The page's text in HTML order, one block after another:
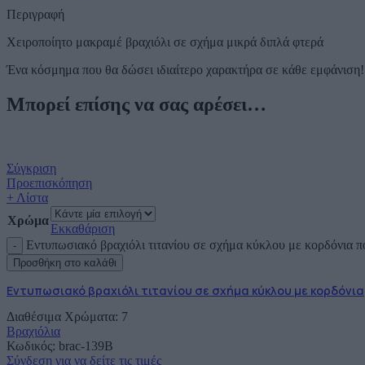
Περιγραφή
Χειροποίητο μακραμέ βραχιόλι σε σχήμα μικρά διπλά φτερά
Ένα κόσμημα που θα δώσει ιδιαίτερο χαρακτήρα σε κάθε εμφάνιση!
Μπορεί επίσης να σας αρέσει…
Σύγκριση
Προεπισκόπηση
+ Λίστα
Χρώμα
Εκκαθάριση
Εντυπωσιακό βραχιόλι τιτανίου σε σχήμα κύκλου με κορδόνια
Προσθήκη στο καλάθι
Εντυπωσιακό βραχιόλι τιτανίου σε σχήμα κύκλου με κορδόνια
Διαθέσιμα Χρώματα: 7
Βραχιόλια
Κωδικός: brac-139Β
Σύνδεση για να δείτε τις τιμές